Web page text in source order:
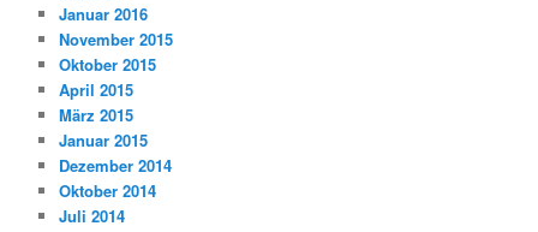
Januar 2016
November 2015
Oktober 2015
April 2015
März 2015
Januar 2015
Dezember 2014
Oktober 2014
Juli 2014